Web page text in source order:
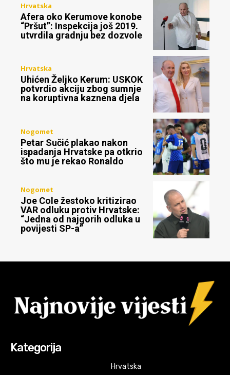
Hrvatska
Afera oko Kerumove konobe
“Pršut”: Inspekcija još 2019.
utvrdila gradnju bez dozvole
Hrvatska
Uhićen Željko Kerum: USKOK
potvrdio akciju zbog sumnje
na koruptivna kaznena djela
Nogomet
Petar Sučić plakao nakon
ispadanja Hrvatske pa otkrio
što mu je rekao Ronaldo
Nogomet
Joe Cole žestoko kritizirao
VAR odluku protiv Hrvatske:
“Jedna od najgorih odluka u
povijesti SP-a”
Kategorija
Hrvatska